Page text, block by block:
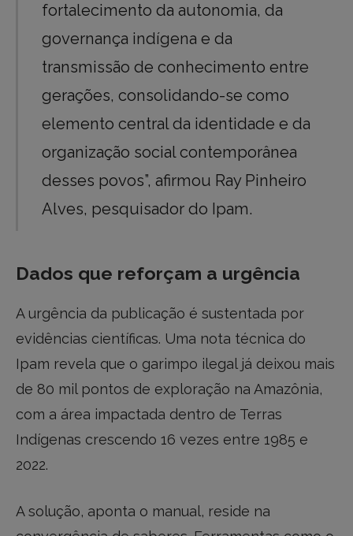
fortalecimento da autonomia, da
governança indígena e da
transmissão de conhecimento entre
gerações, consolidando-se como
elemento central da identidade e da
organização social contemporânea
desses povos”, afirmou Ray Pinheiro
Alves, pesquisador do Ipam.
Dados que reforçam a urgência
A urgência da publicação é sustentada por
evidências científicas. Uma nota técnica do
Ipam revela que o garimpo ilegal já deixou mais
de 80 mil pontos de exploração na Amazônia,
com a área impactada dentro de Terras
Indígenas crescendo 16 vezes entre 1985 e
2022.
A solução, aponta o manual, reside na